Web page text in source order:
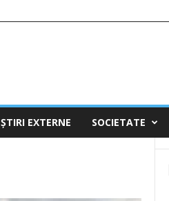
ȘTIRI EXTERNE SOCIETATE